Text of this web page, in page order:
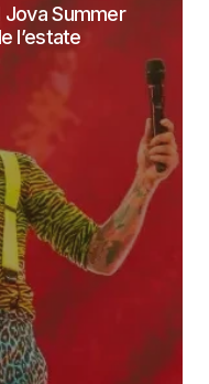
Jova Summer
l’estate